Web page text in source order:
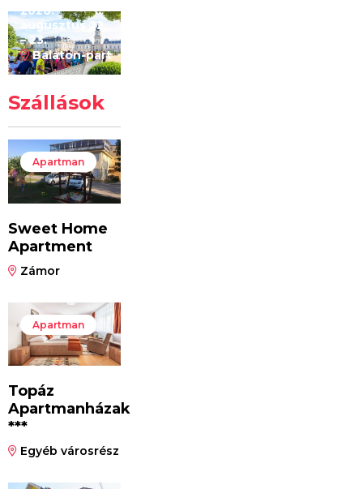
2026.
augusztus 22
– 23.
Balaton-part
Szállások
Apartman
Sweet Home
Apartment
Zámor
Apartman
Topáz
Apartmanházak
***
Egyéb városrész